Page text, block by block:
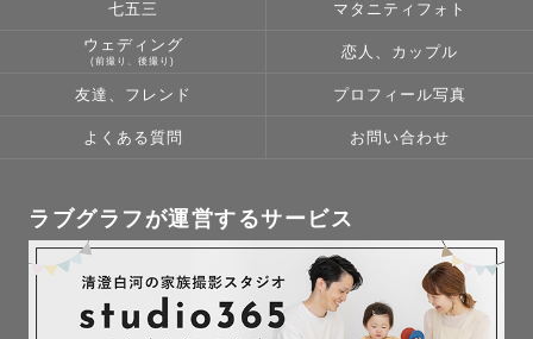
・小学生の頃からバリバリの運動部だったため、体力に自
信があります。たくさん動き回って様々なバリエーション
【活動地域】
で交通費をいただく場合がございます。)
上記に当てはまらない場合でも、一度ご相談ください。
【写真に込める思い】
『今しかないこの瞬間を写真に撮って残すこと』がどれだ
七五三 マタニティフォト
ウェディング
(前撮り、後撮り)
恋人、カップル
友達、フレンド プロフィール写真
よくある質問 お問い合わせ
ラブグラフが運営するサービス